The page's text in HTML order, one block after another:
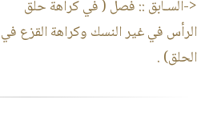
<-السـابق :: فصل ( في كراهة حلق
الرأس في غير النسك وكراهة القزع في
الحلق) .